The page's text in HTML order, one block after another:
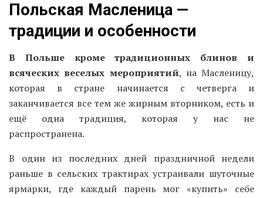
Польская Масленица —
традиции и особенности
В Польше кроме традиционных блинов и
всяческих веселых мероприятий, на Масленицу,
которая в стране начинается с четверга и
заканчивается все тем же жирным вторником, есть и
ещё одна традиция, которая у нас не
распространена.
В один из последних дней праздничной недели
раньше в сельских трактирах устраивали шуточные
ярмарки, где каждый парень мог «купить» себе